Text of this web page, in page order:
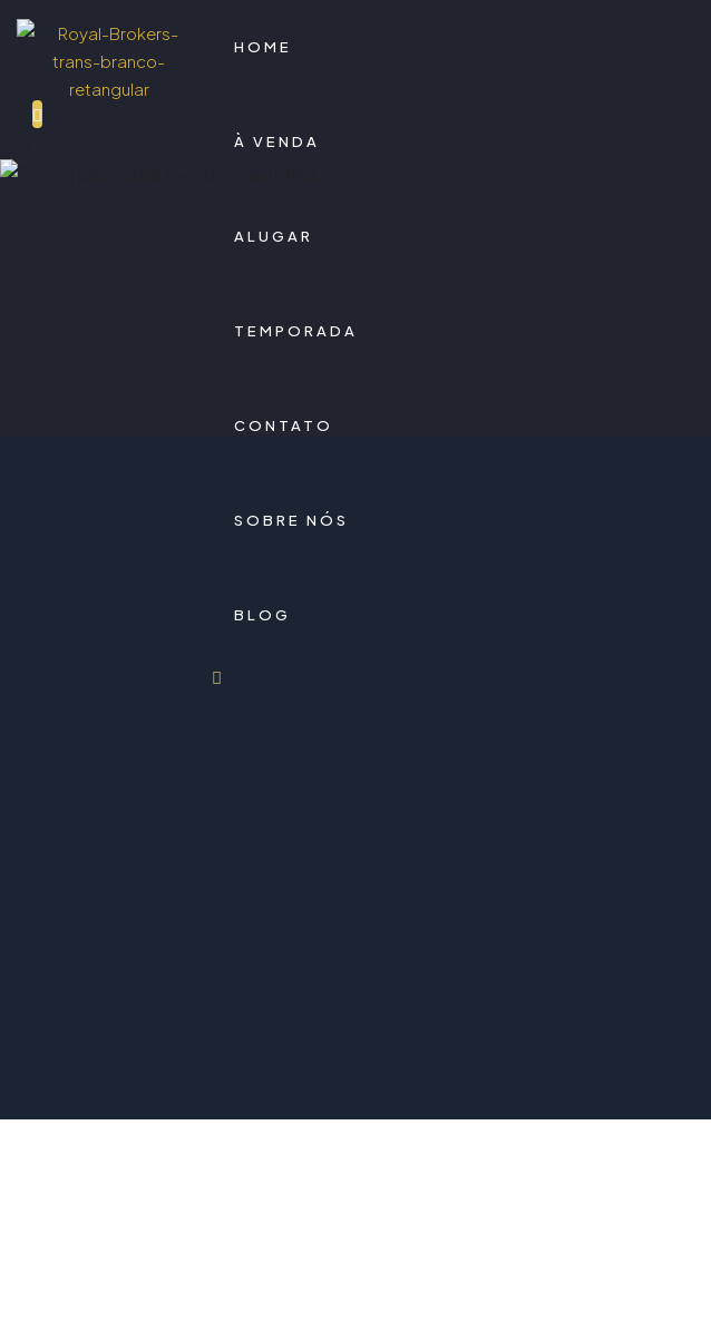
HOME
À VENDA
ALUGAR
TEMPORADA
CONTATO
SOBRE NÓS
BLOG